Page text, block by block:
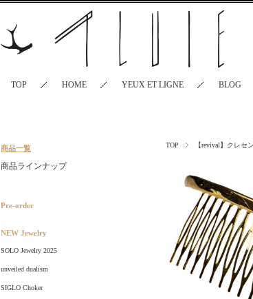
TOP HOME YEUX ET LIGNE BLOG
TOP 【revival】クレセ
商品一覧
商品ラインナップ
Pre-order
NEW Jewelry
SOLO Jewelry 2025
unveiled dualism
SIGLO Choker